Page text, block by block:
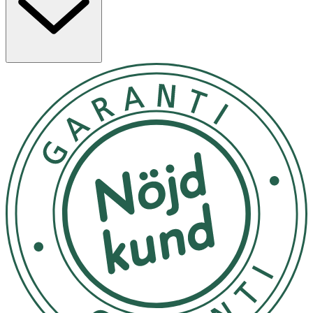
huvudingrediens. Blåbärsfröolja har ett högt innehåll av
den kraftfulla antioxidanten E-vitamin som hjälper till att
skydda huden mot yttre påverkan, samt bidra till hudens
- Börja med att rengöra huden noggrant för att avlägsna
smuts, olja och eventuella rester av makeup. En ren hud
absorberar krämens aktiva ingredienser mer effektivt.
- Ta en liten mängd kräm på fingertopparna och
applicera jämnt över ansikte och hals med mjuka,
uppåtgående rörelser.
- Massera in krämen tills den är helt absorberad av
huden.
- Förvaras svalt och mörkt. Bör inte exponeras för direkt
solljus.
Innehåll